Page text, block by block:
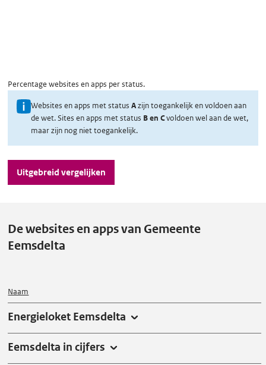
Percentage websites en apps per status.
U
i
l
e
v
e
s
t
Websites en apps met statusAzijn toegankelijk en voldoen aan
de wet. Sites en apps met status B en Cvoldoen wel aan de wet,
maar zijn nog niet toegankelijk.
Uitgebreid vergelijken
De websites en apps van Gemeente
Eemsdelta
Naam
Energieloket Eemsdelta
Eemsdelta in cijfers